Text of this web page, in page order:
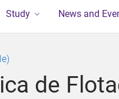
nn
n
o
r
Study News and
de